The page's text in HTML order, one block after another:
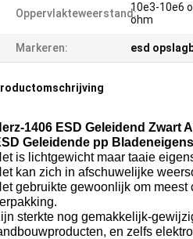
Oppervlakteweerstand:10e3-10e6
ohm
Markeren: esd
1406 ESD Geleidend
Geleidende pp
is lichtgewicht maar taaie
kan zich in afschuwelijke
gebruikte gewoonlijk om
sterkte nog gemakkelijk-
en zelfs